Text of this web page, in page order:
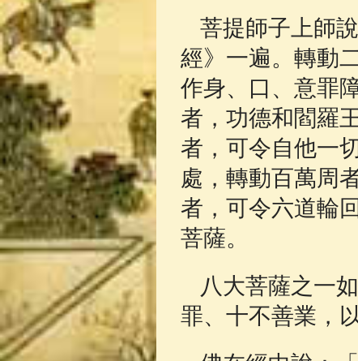
菩提師子上師
經》一遍。轉動
作身、口、意罪
者，功德和閻羅
者，可令自他一
處，轉動百萬周
者，可令六道輪
菩薩。
八大菩薩之一
罪、十不善業，